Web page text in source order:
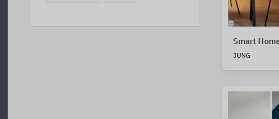
Smart
JUNG